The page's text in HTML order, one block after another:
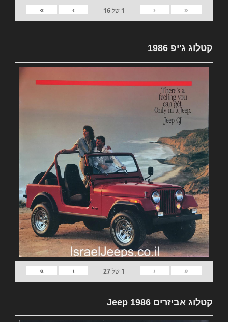
«
‹
1 של16
›
»
קטלוג ג'יפ 1986
«
‹
1 של27
›
»
קטלוג אביזרים Jeep 1986